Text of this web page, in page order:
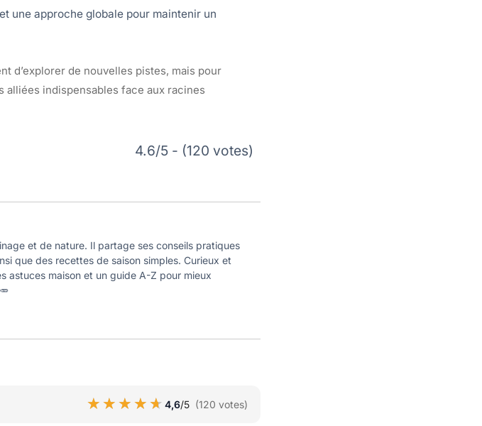
une approche globale pour maintenir un
d’explorer de nouvelles pistes, mais pour
alliées indispensables face aux racines
4.6/5 - (120 votes)
et de nature. Il partage ses conseils pratiques
que des recettes de saison simples. Curieux et
astuces maison et un guide A-Z pour mieux
★★★★★
★★★★★ 4,6/5 (120 votes)